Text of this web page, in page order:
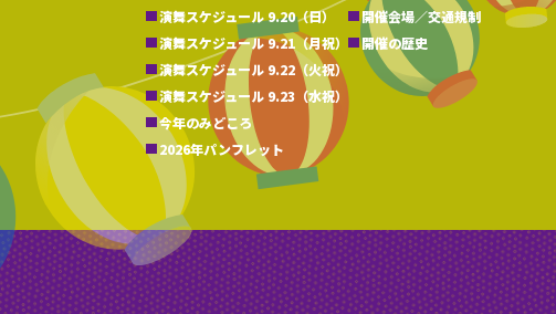
演舞スケジュール 9.20（日）
演舞スケジュール 9.21（月祝）
演舞スケジュール 9.22（火祝）
演舞スケジュール 9.23（水祝）
今年のみどころ
2026年パンフレット
開催会場／交通規制
開催の歴史